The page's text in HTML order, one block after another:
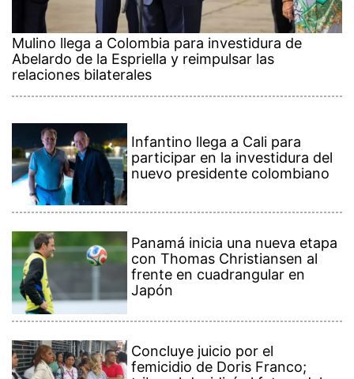
Mulino llega a Colombia para investidura de
Abelardo de la Espriella y reimpulsar las
relaciones bilaterales
Infantino llega a Cali para
participar en la investidura del
nuevo presidente colombiano
Panamá inicia una nueva etapa
con Thomas Christiansen al
frente en cuadrangular en
Japón
Concluye juicio por el
femicidio de Doris Franco;